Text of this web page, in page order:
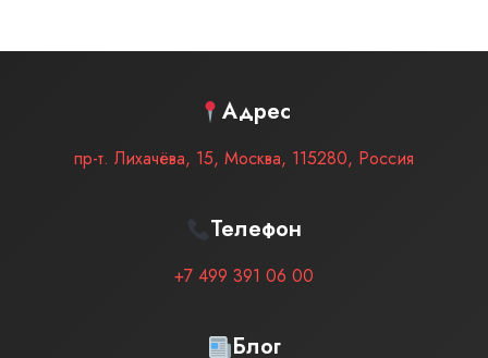
Адрес
пр-т. Лихачёва, 15, Москва, 115280, Россия
Телефон
+7 499 391 06 00
Блог